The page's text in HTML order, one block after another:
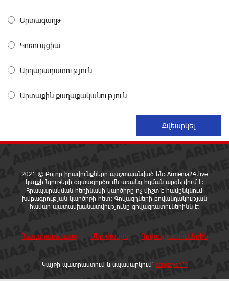
եկեղեցու պաշտպանության առաջնագծում. մաս 2
եկեղեցու պաշտպանության առաջնագծում
3 ժամ առաջ
Սողոմոնյան
3 ժամ առաջ
Կաթողիկոսի դեմ հարուցվել է ապօրինի քրեական
«Ուժեղ Հայաստան»-ը լքեց ԱԺ դահլիճը՝
Արտագաղթ
Կոռուպցիա
Արդարադատություն
Արտաքին քաղաքականություն
2021 © Բոլոր իրավունքները պաշտպանված են: Armenia24.live
կայքի նյութերի օգտագործումն առանց հղման արգելվում է:
Հրապարակման հեղինակի կարծիքը ոչ միշտ է համընկնում
խմբագրության կարծիքի հետ: Գովազդների բովանդակության
համար պատասխանատվությունը գովազդատուներինն է:
Հետադարձ կապ Մեր մասին Գովազդատուներին
Կայքի պատրաստում և սպասարկում՝ sargssyan™